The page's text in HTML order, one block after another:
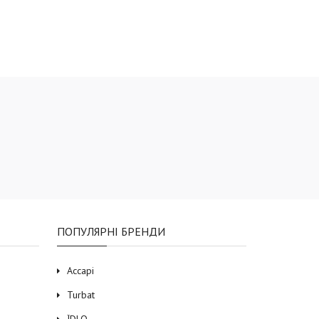
ПОПУЛЯРНІ БРЕНДИ
Accapi
Turbat